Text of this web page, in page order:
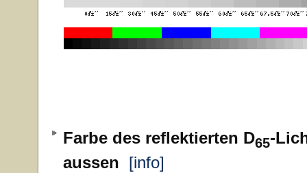
Farbe des reflektierten D65-
aussen
[info]